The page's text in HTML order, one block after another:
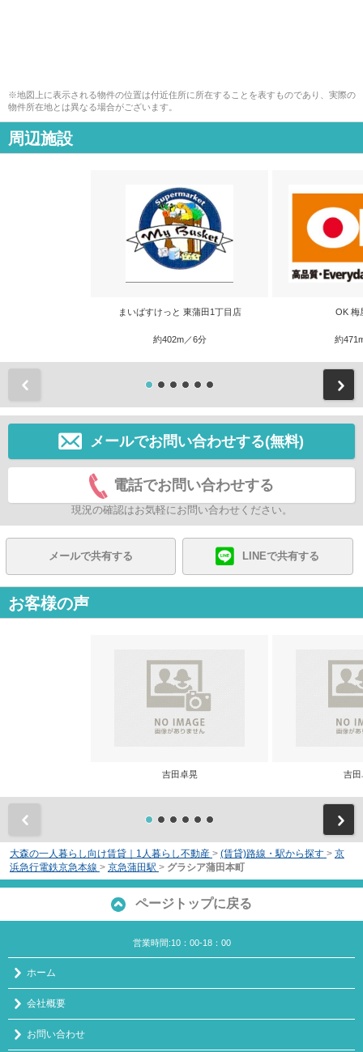
※地図上に表示される物件の位置は付近住所に所在することを表すものであり、実際の
物件所在地とは異なる場合がございます。
周辺施設
まいばすけっと 東蒲田1丁目店
約402m／6分
OK 梅
約
メールでお問い合わせする(無料)
電話でお問い合わせする
現況の確認はお気軽にお問い合わせください。
メールで共有する LINEで共有する
お客様の声
吉田卓晃 吉田
大森の一人暮らし向け賃貸｜1人暮らし不動産 > (賃貸)路線・駅から探す > 京
浜急行電鉄京急本線 > 京急蒲田駅 > グラシア蒲田本町
ページトップに戻る
営業時間:10：00-18：00
ホーム
会社概要
お問い合わせ